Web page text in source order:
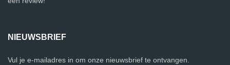
NIEUWSBRIEF
Vul je e-mailadres in om onze nieuwsbrief te ontvangen.